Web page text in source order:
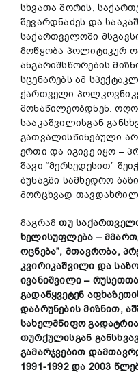
სხვათა შორის,
შევარდნაძეს და
საქართველოში
მოწყობა პოლიტიკურ
ანგარიშსწორების
სცენარებს ამ
ქართველი
მონაწილეობდნენ.
სააკაშვილისგან
გათვალისწინებული
ერთი და იგივე იყო –
შავი “მერსედესით”
ბუნაგში სამხედრო
მორცხვად
მაგრამთუ
ხელისუფლება –
ოცნება”, მთავრობა,
კვირიკაშვილი და
ივანიშვილი –
გადაწყვეტენ
დაბრუნების მიზნით,
სახელმწიფო
თურქულისგან
გამარჯვებით
1991-1992 და 2003